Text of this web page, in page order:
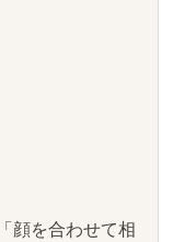
顔を合わせて相